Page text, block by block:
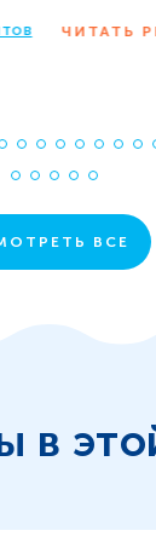
ЧИТАТЬ
ВСЕ
в